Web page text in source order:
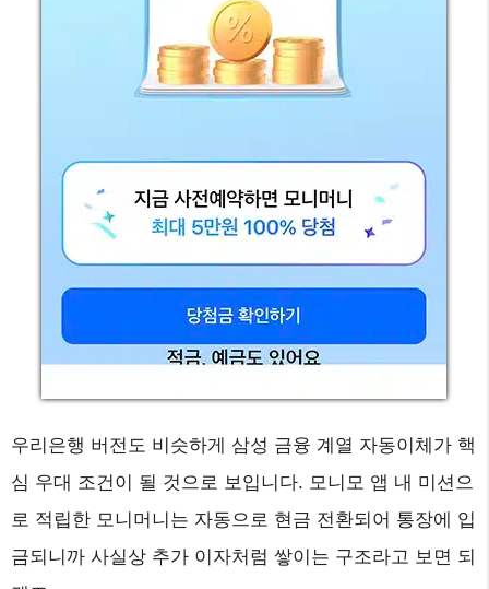
우리은행 버전도 비슷하게 삼성 금융 계열 자동이체가 핵
심 우대 조건이 될 것으로 보입니다. 모니모 앱 내 미션으
로 적립한 모니머니는 자동으로 현금 전환되어 통장에 입
금되니까 사실상 추가 이자처럼 쌓이는 구조라고 보면 되